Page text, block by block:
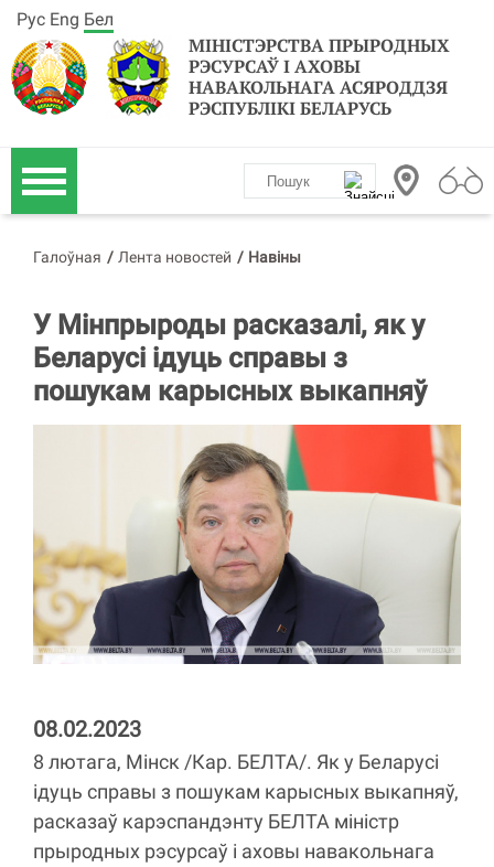
МІНІСТЭРСТВА ПРЫРОДНЫХ
РЭСУРСАЎ І АХОВЫ
НАВАКОЛЬНАГА АСЯРОДДЗЯ
РЭСПУБЛІКІ БЕЛАРУСЬ
Рус Eng Бел
Галоўная / Лента новостей / Навіны
У Мінпрыроды расказалі, як у
Беларусі ідуць справы з
пошукам карысных выкапняў
08.02.2023
8 лютага, Мінск /Кар. БЕЛТА/. Як у Беларусі
ідуць справы з пошукам карысных выкапняў,
расказаў карэспандэнту БЕЛТА міністр
прыродных рэсурсаў і аховы навакольнага